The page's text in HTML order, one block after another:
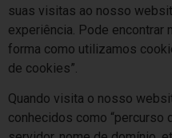
suas visitas ao nosso
experiência. Pode encontrar
forma como utilizamos
de cookies”.
Quando visita o nosso
conhecidos como “percurso